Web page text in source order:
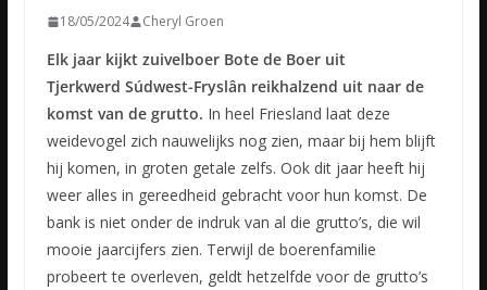
18/05/2024 Cheryl Groen
Elk jaar kijkt zuivelboer Bote de Boer uit
Tjerkwerd Súdwest-Fryslân reikhalzend uit naar de
komst van de grutto. In heel Friesland laat deze
weidevogel zich nauwelijks nog zien, maar bij hem blijft
hij komen, in groten getale zelfs. Ook dit jaar heeft hij
weer alles in gereedheid gebracht voor hun komst. De
bank is niet onder de indruk van al die grutto’s, die wil
mooie jaarcijfers zien. Terwijl de boerenfamilie
probeert te overleven, geldt hetzelfde voor de grutto’s